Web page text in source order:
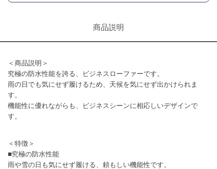
商品説明
＜商品説明＞
究極の防水性能を誇る、ビジネスローファーです。
雨の日でも気にせず履けるため、天候を気にせず出かけられま
す。
機能性に優れながらも、ビジネスシーンに相応しいデザインで
す。
＜特徴＞
■究極の防水性能
雨や雪の日も気にせず履ける、頼もしい機能性です。